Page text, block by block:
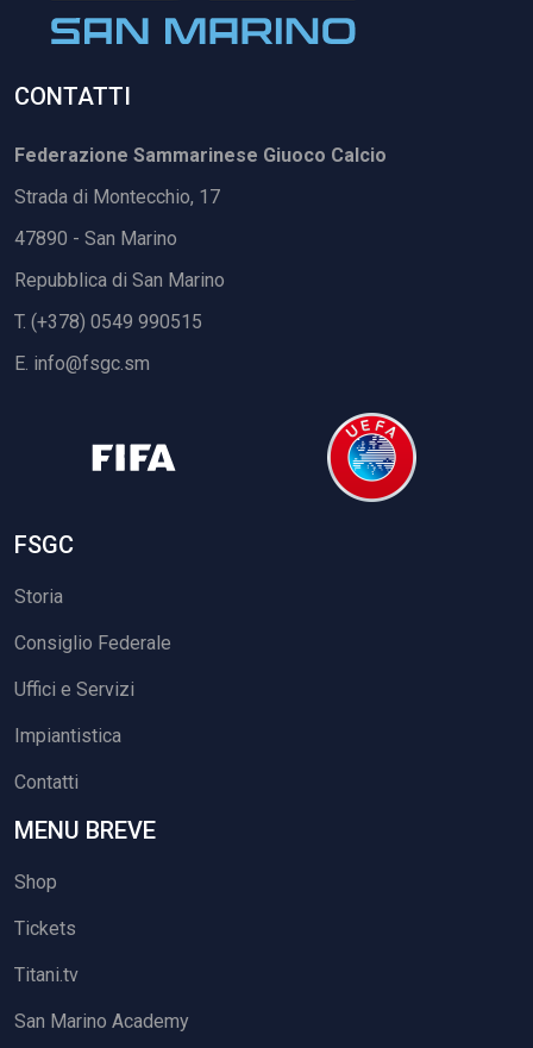
CONTATTI
Federazione Sammarinese Giuoco Calcio
Strada di Montecchio, 17
47890 - San Marino
Repubblica di San Marino
T. (+378) 0549 990515
E. info@fsgc.sm
FSGC
Storia
Consiglio Federale
Uffici e Servizi
Impiantistica
Contatti
MENU BREVE
Shop
Tickets
Titani.tv
San Marino Academy